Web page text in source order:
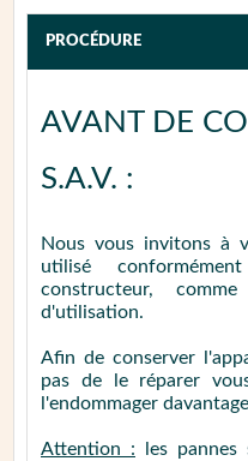
PROCÉDURE
AVANT DE
S.A.V. :
Nous vous invitons à
utilisé
constructeur,
d'utilisation.
Afin de conserver
pas de le réparer
l'endommager
Attention : les